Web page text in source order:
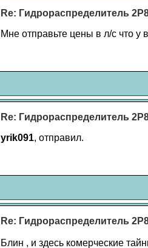
Re: Гидрораспределитель
Мне отправьте цены в л/с что у
Re: Гидрораспределитель
yrik091, отправил.
Re: Гидрораспределитель
Блин , и здесь комерческие